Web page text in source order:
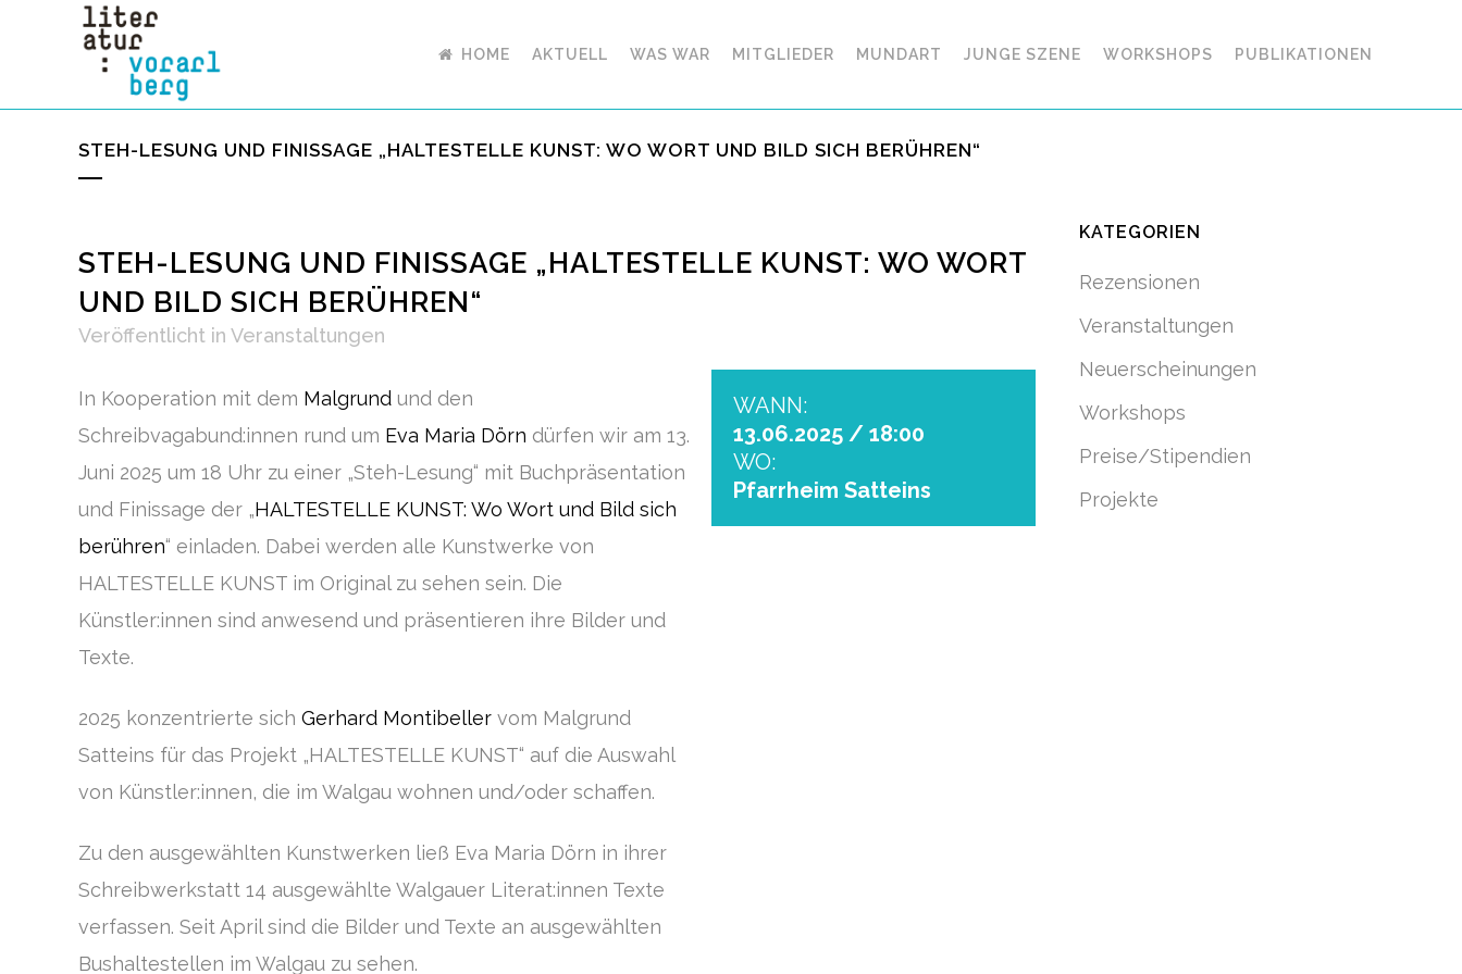
HOME AKTUELL WAS WAR MITGLIEDER MUNDART JUNGE SZENE WORKSHOPS PUBLIKATIONEN
STEH-LESUNG UND FINISSAGE „HALTESTELLE KUNST: WO WORT UND BILD SICH BERÜHREN“
STEH-LESUNG UND FINISSAGE „HALTESTELLE KUNST: WO WORT
UND BILD SICH BERÜHREN“
Veröffentlicht in Veranstaltungen
In Kooperation mit dem Malgrund und den
Schreibvagabund:innen rund um Eva Maria Dörn dürfen wir am 13.
Juni 2025 um 18 Uhr zu einer „Steh-Lesung“ mit Buchpräsentation
und Finissage der „HALTESTELLE KUNST: Wo Wort und Bild sich
berühren“ einladen. Dabei werden alle Kunstwerke von
HALTESTELLE KUNST im Original zu sehen sein. Die
Künstler:innen sind anwesend und präsentieren ihre Bilder und
Texte.
2025 konzentrierte sich Gerhard Montibeller vom Malgrund
Satteins für das Projekt „HALTESTELLE KUNST“ auf die Auswahl
von Künstler:innen, die im Walgau wohnen und/oder schaffen.
Zu den ausgewählten Kunstwerken ließ Eva Maria Dörn in ihrer
Schreibwerkstatt 14 ausgewählte Walgauer Literat:innen Texte
verfassen. Seit April sind die Bilder und Texte an ausgewählten
Bushaltestellen im Walgau zu sehen.
WANN:
13.06.2025 / 18:00
WO:
Pfarrheim Satteins
KATEGORIEN
Rezensionen
Veranstaltungen
Neuerscheinungen
Workshops
Preise/Stipendien
Projekte